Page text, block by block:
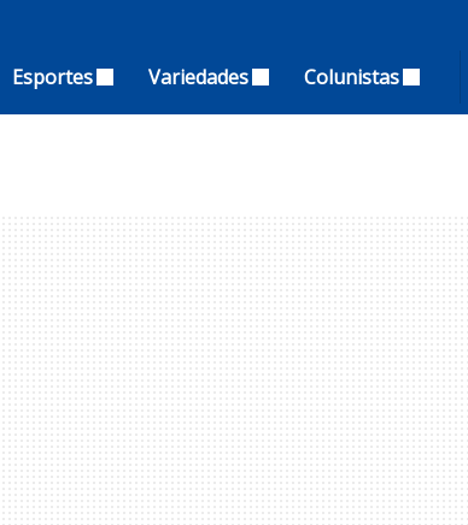
Esportes Variedades Colunistas